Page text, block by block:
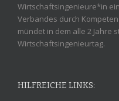
Wirtschaftsingenieure*in
Verbandes durch
mündet in dem alle 2 Jahre
Wirtschaftsingenieurtag.
HILFREICHE LINKS: